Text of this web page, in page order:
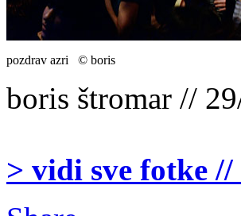
pozdrav azri © boris
boris štromar //
> vidi sve fotke //